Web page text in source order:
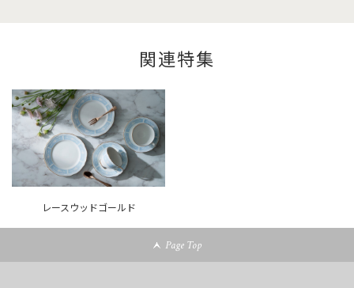
関連特集
レースウッドゴールド
Page Top